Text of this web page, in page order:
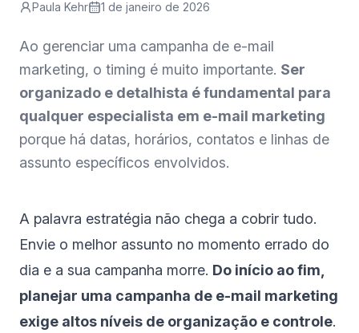
Paula Kehr 1 de janeiro de 2026
Ao gerenciar uma campanha de e-mail
marketing, o timing é muito importante. Ser
organizado e detalhista é fundamental para
qualquer especialista em e-mail marketing
porque há datas, horários, contatos e linhas de
assunto específicos envolvidos.
A palavra estratégia não chega a cobrir tudo.
Envie o melhor assunto no momento errado do
dia e a sua campanha morre. Do início ao fim,
planejar uma campanha de e-mail marketing
exige altos níveis de organização e controle.